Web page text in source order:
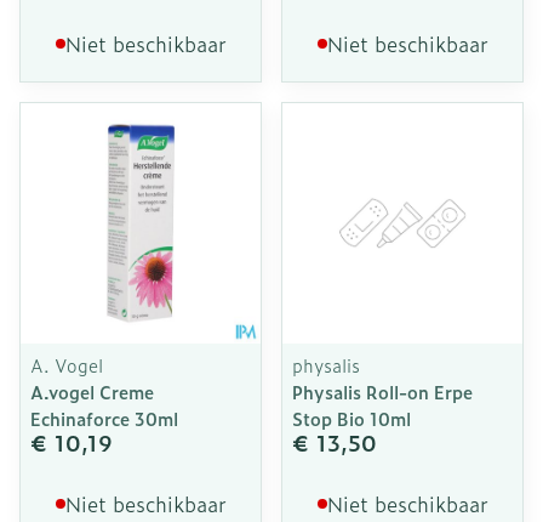
Niet beschikbaar Niet beschikbaar
A. Vogel
A.vogel Creme
Echinaforce 30ml
€ 10,19
Niet beschikbaar
physalis
Physalis Roll-on Erpe
Stop Bio 10ml
€ 13,50
Niet beschikbaar